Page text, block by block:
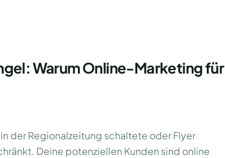
Warum Online-Marketing für
der Regionalzeitung schaltete oder Flyer
Deine potenziellen Kunden sind online